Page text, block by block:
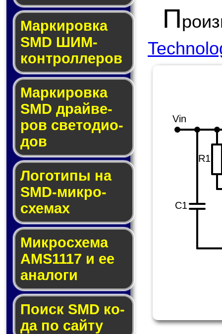
Маркировка
SMD ШИМ-
кон­трол­ле­ров
Маркировка
SMD драй­ве­
ров све­то­ди­о­
дов
Логотипы на
SMD-мик­ро­
схе­мах
Микросхема
AMS1117 и ее
ана­ло­ги
Поиск SMD ко­
да по сай­ту
П
C1
Vin
R1